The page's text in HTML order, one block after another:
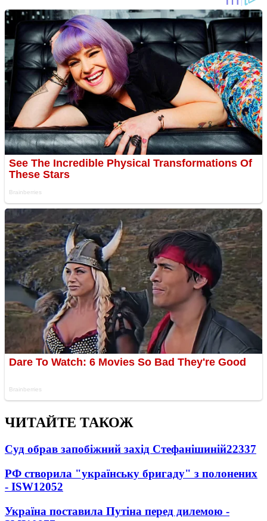
ЧИТАЙТЕ ТАКОЖ
Суд обрав запобіжний захід Стефанішиній22337
РФ створила "українську бригаду" з полонених
- ISW12052
Україна поставила Путіна перед дилемою -